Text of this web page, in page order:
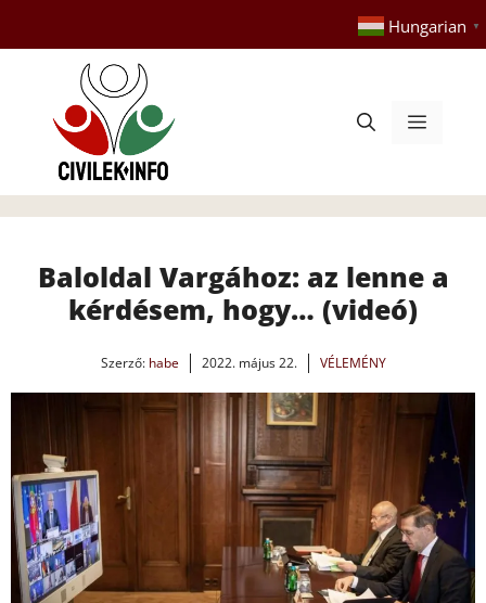
tartalomba
Hungarian ▼
Menü
Baloldal Vargához: az lenne a
kérdésem, hogy… (videó)
Szerző: habe 2022. május 22. VÉLEMÉNY